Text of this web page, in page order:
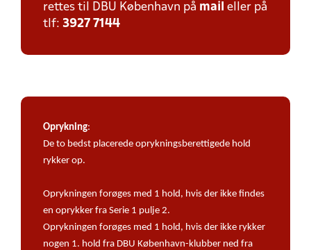
rettes til DBU København på mail eller på
tlf: 3927 7144
Oprykning:
De to bedst placerede oprykningsberettigede hold
rykker op.
Oprykningen forøges med 1 hold, hvis der ikke findes
en oprykker fra Serie 1 pulje 2.
Oprykningen forøges med 1 hold, hvis der ikke rykker
nogen 1. hold fra DBU København-klubber ned fra